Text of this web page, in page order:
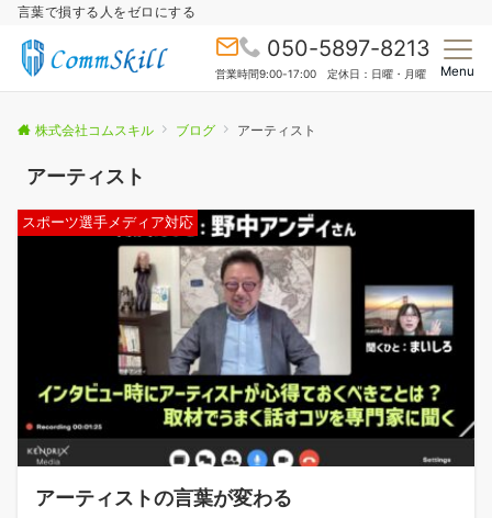
言葉で損する人をゼロにする
050-5897-8213
営業時間9:00-17:00 定休日：日曜・月曜 Menu
株式会社コムスキル ブログ アーティスト
アーティスト
スポーツ選手メディア対応
アーティストの言葉が変わる